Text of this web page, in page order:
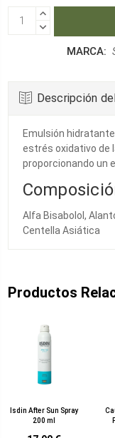
AUMENTAR
CANTIDAD:
DISMINUIR
MARCA:
Descripción
Emulsión
estrés oxidativo de
proporcionando un
Alfa Bisabolol,
Centella Asiática
Productos
Isdin After Sun Spray
200 ml